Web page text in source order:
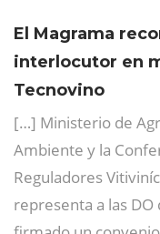
El Magrama
interlocutor en
Tecnovino
[…] Ministerio de
Ambiente y la
Reguladores
representa a las